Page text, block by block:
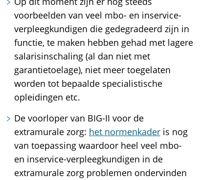
voorbeelden van veel mbo- en inservice-
verpleegkundigen die gedegradeerd zijn in
functie, te maken hebben gehad met lagere
salarisinschaling (al dan niet met
garantietoelage), niet meer toegelaten
worden tot bepaalde specialistische
opleidingen etc.
De voorloper van BIG-II voor de
extramurale zorg: het normenkaderis nog
van toepassing waardoor heel veel mbo-
en inservice-verpleegkundigen in de
extramurale zorg problemen ondervinden